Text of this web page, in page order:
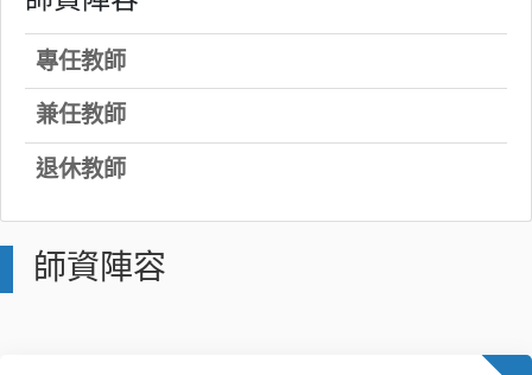
專任教師
兼任教師
退休教師
師資陣容